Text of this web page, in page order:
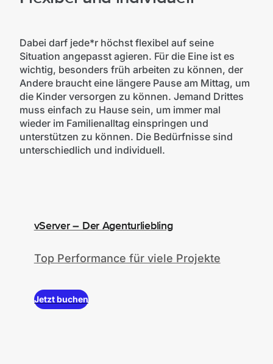
Dabei darf jede*r höchst flexibel auf seine
Situation angepasst agieren. Für die Eine ist es
wichtig, besonders früh arbeiten zu können, der
Andere braucht eine längere Pause am Mittag, um
die Kinder versorgen zu können. Jemand Drittes
muss einfach zu Hause sein, um immer mal
wieder im Familienalltag einspringen und
unterstützen zu können. Die Bedürfnisse sind
unterschiedlich und individuell.
vServer – Der Agenturliebling
Top Performance für viele Projekte
Jetzt buchen